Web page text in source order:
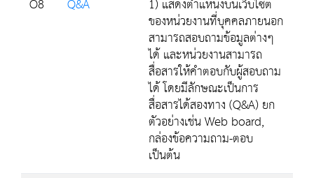
O8 Q&A 1) แสดงตำแหน่งบนเว็บไซต์
ของหน่วยงานที่บุคคลภายนอก
สามารถสอบถามข้อมูลต่างๆ
ได้ และหน่วยงานสามารถ
สื่อสารให้คำตอบกับผู้สอบถาม
ได้ โดยมีลักษณะเป็นการ
สื่อสารได้สองทาง (Q&A) ยก
ตัวอย่างเช่น Web board,
กล่องข้อความถาม-ตอบ
เป็นต้น